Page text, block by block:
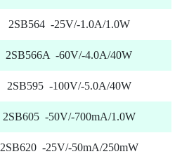
2SB564 -25V/-1.0A/1.0W
2SB566A -60V/-4.0A/40W
2SB595 -100V/-5.0A/40W
2SB605 -50V/-700mA/1.0W
2SB620 -25V/-50mA/250mW